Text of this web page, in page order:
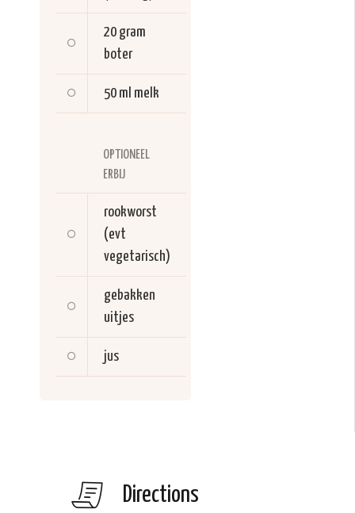
20 gram
boter
50 ml melk
OPTIONEEL
ERBIJ
rookworst
(evt
vegetarisch)
gebakken
uitjes
jus
Directions